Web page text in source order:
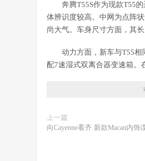
奔腾T55S作为现款T55
体辨识度较高。中网为点阵
尚大气。车身尺寸方面，其
动力方面，新车与T55相
配7速湿式双离合器变速箱。
上一篇
向Cayenne看齐 新款Macan内饰